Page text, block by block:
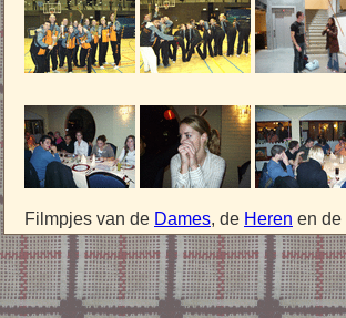
Filmpjes van de Dames, de Heren en de